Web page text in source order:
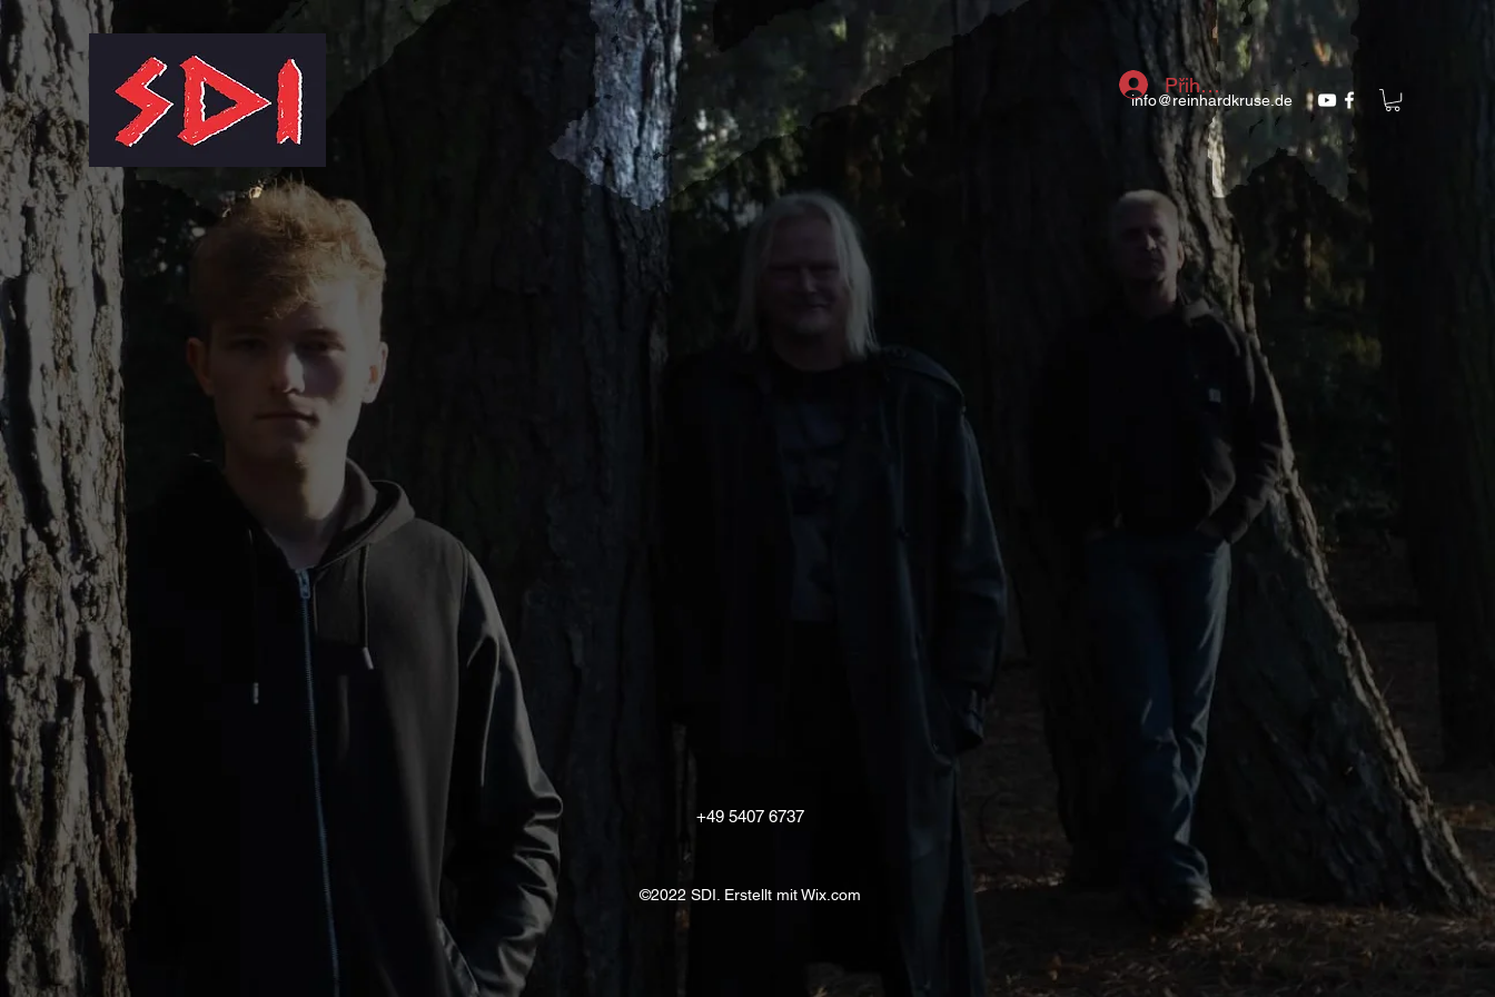
info@reinhardkruse.de
Přihlásit se
+49 5407 6737
©2022 SDI. Erstellt mit Wix.com